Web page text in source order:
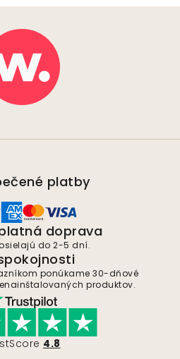
platby
doprava
do 2-5 dní.
ponúkame 30-dňové
produktov.
4.8